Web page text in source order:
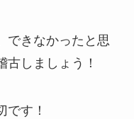
できなかったと思
古しましょう！
です！